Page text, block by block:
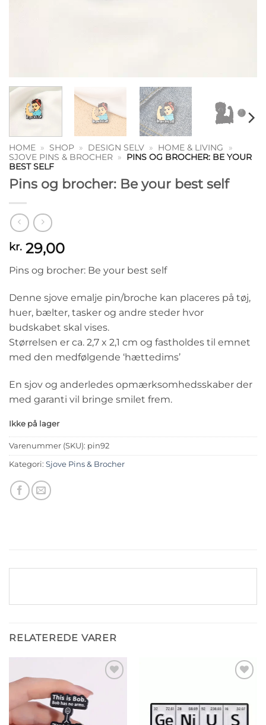
HOME » SHOP » DESIGN SELV » HOME & LIVING
»
SJOVE PINS & BROCHER »
PINS OG BROCHER: BE YOUR
BEST SELF
Pins og brocher: Be your best self
kr. 29,00
Pins og brocher: Be your best self
Denne sjove emalje pin/broche kan placeres på tøj,
huer, bælter, tasker og andre steder hvor
budskabet skal vises.
Størrelsen er ca. 2,7 x 2,1 cm og fastholdes til emnet
med den medfølgende ‘hættedims’
En sjov og anderledes opmærksomhedsskaber der
med garanti vil bringe smilet frem.
Ikke på lager
Varenummer (SKU): pin92
Kategori: Sjove Pins & Brocher
RELATEREDE VARER
ønskeliste